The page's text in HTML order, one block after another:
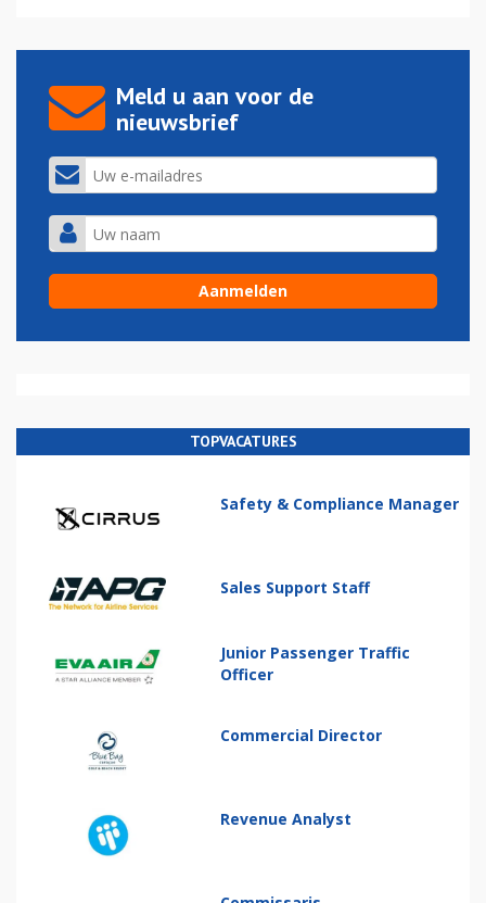
Meld u aan voor de
nieuwsbrief
TOPVACATURES
Safety & Compliance Manager
Sales Support Staff
Junior Passenger Traffic
Officer
Commercial Director
Revenue Analyst